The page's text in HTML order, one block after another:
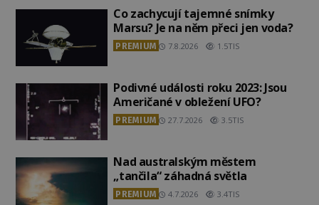
Co zachycují tajemné snímky
Marsu? Je na něm přeci jen voda?
PREMIUM 7.8.2026 1.5TIS
Podivné události roku 2023: Jsou
Američané v obležení UFO?
PREMIUM 27.7.2026 3.5TIS
Nad australským městem
„tančila“ záhadná světla
PREMIUM 4.7.2026 3.4TIS